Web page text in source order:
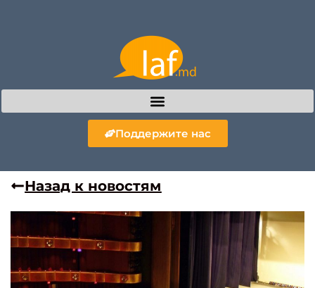
Поддержите нас
Назад к новостям